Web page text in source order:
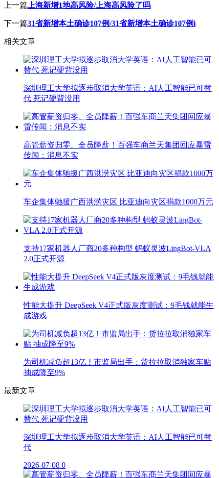
上一篇 上海新增1地高风险/上海高风险了吗
下一篇31省新增本土确诊107例/31省新增本土确诊107例i
相关文章
深圳理工大学拟逐步取消大学英语：AI人工智能已可替
代 死记硬背没用
高管薪资归零、全员降薪！百强车商兰天集团回应暴雷
传闻：消息不实
车企集体驰援广西洪涝灾区 比亚迪向灾区捐款1000万元
支持17家机器人厂商20多种构型 蚂蚁灵波LingBot-VLA
2.0正式开源
性能大提升 DeepSeek V4正式版灰度测试：9毛钱就能生
成游戏
为司机减负超13亿！市监局出手：货拉拉取消独家车贴
抽成降至9%
最新文章
深圳理工大学拟逐步取消大学英语：AI人工智能已可替
代
2026-07-08 0